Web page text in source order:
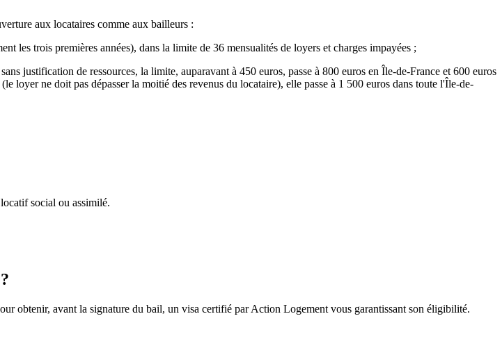
aux locataires comme aux bailleurs :
les trois premières années), dans la limite de 36 mensualités de loyers et charges impayées ;
justification de ressources, la limite, auparavant à 450 euros, passe à 800 euros en Île-de-France et 600 euros
loyer ne doit pas dépasser la moitié des revenus du locataire), elle passe à 1 500 euros dans toute l'Île-de-
social ou assimilé.
obtenir, avant la signature du bail, un visa certifié par Action Logement vous garantissant son éligibilité.